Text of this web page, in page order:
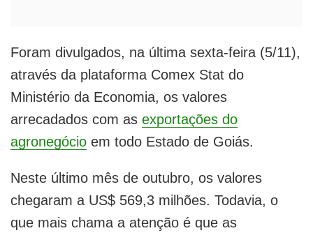
Foram divulgados, na última sexta-feira (5/11),
através da plataforma Comex Stat do
Ministério da Economia, os valores
arrecadados com as exportações do
agronegócio em todo Estado de Goiás.
Neste último mês de outubro, os valores
chegaram a US$ 569,3 milhões. Todavia, o
que mais chama a atenção é que as